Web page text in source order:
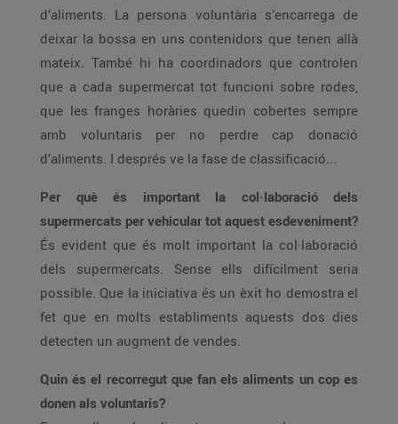
d’aliments. La persona voluntària s’encarrega de
deixar la bossa en uns contenidors que tenen allà
mateix. També hi ha coordinadors que controlen
que a cada supermercat tot funcioni sobre rodes,
que les franges horàries quedin cobertes sempre
amb voluntaris per no perdre cap donació
d’aliments. I després ve la fase de classificació...
Per què és important la col·laboració dels
supermercats per vehicular tot aquest esdeveniment?
És evident que és molt important la col·laboració
dels supermercats. Sense ells difícilment seria
possible. Que la iniciativa és un èxit ho demostra el
fet que en molts establiments aquests dos dies
detecten un augment de vendes.
Quin és el recorregut que fan els aliments un cop es
donen als voluntaris?